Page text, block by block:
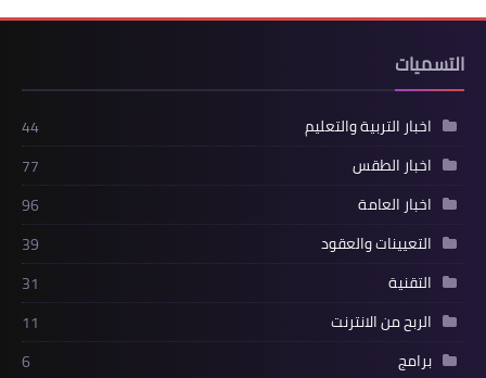
التسميات
اخبار التربية والتعليم
44
اخبار الطقس
77
اخبار العامة
96
التعيينات والعقود
39
التقنية
31
الربح من الانترنت
11
برامج
6